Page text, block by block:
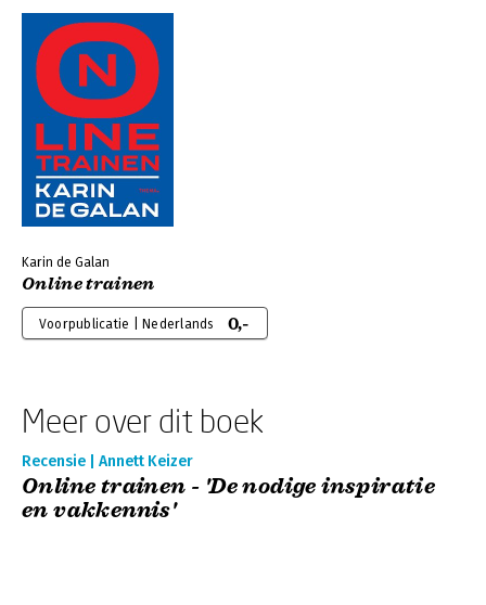
Karin de Galan
Online trainen
Voorpublicatie | Nederlands 0,-
Meer over dit boek
Recensie | Annett Keizer
Online trainen - 'De nodige inspiratie
en vakkennis'